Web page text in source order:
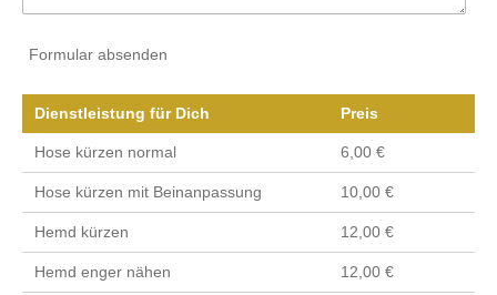
Formular absenden
Dienstleistung für Dich Preis
Hose kürzen normal 6,00 €
Hose kürzen mit Beinanpassung 10,00 €
Hemd kürzen 12,00 €
Hemd enger nähen 12,00 €